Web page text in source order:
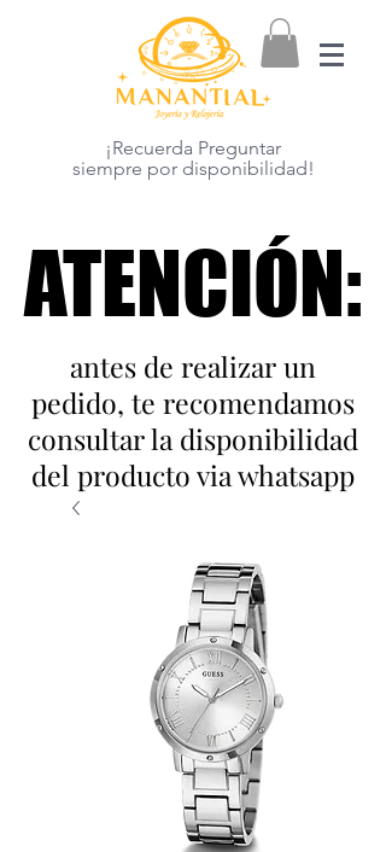
¡Recuerda Preguntar
siempre por disponibilidad!
ATENCIÓN:
ATENCIÓN:
antes de realizar un
pedido, te recomendamos
consultar la disponibilidad
del producto via whatsapp